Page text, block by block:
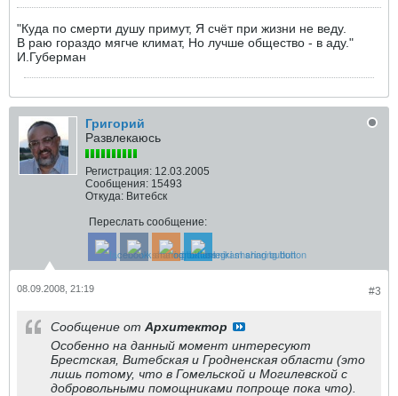
"Куда по смерти душу примут, Я счёт при жизни не веду.
В раю гораздо мягче климат, Но лучше общество - в аду."
И.Губерман
Григорий
Развлекаюсь
Регистрация: 12.03.2005
Сообщения: 15493
Откуда: Витебск
Переслать сообщение:
#3
08.09.2008, 21:19
Сообщение от Архитектор
Особенно на данный момент интересуют
Брестская, Витебская и Гродненская области (это
лишь потому, что в Гомельской и Могилевской с
добровольными помощниками попроще пока что).